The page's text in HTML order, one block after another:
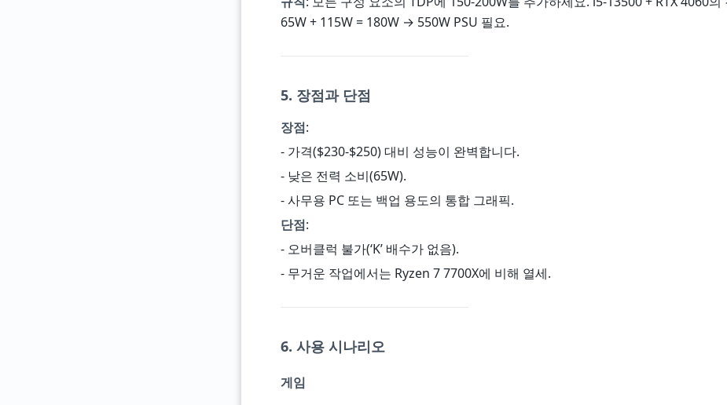
65W + 115W = 180W → 550W PSU 필요.
5. 장점과 단점
장점:
- 가격($230-$250) 대비 성능이 완벽합니다.
- 낮은 전력 소비(65W).
- 사무용 PC 또는 백업 용도의 통합 그래픽.
단점:
- 오버클럭 불가(‘K’ 배수가 없음).
- 무거운 작업에서는 Ryzen 7 7700X에 비해 열세.
6. 사용 시나리오
게임